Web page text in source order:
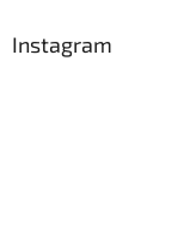
Instagram